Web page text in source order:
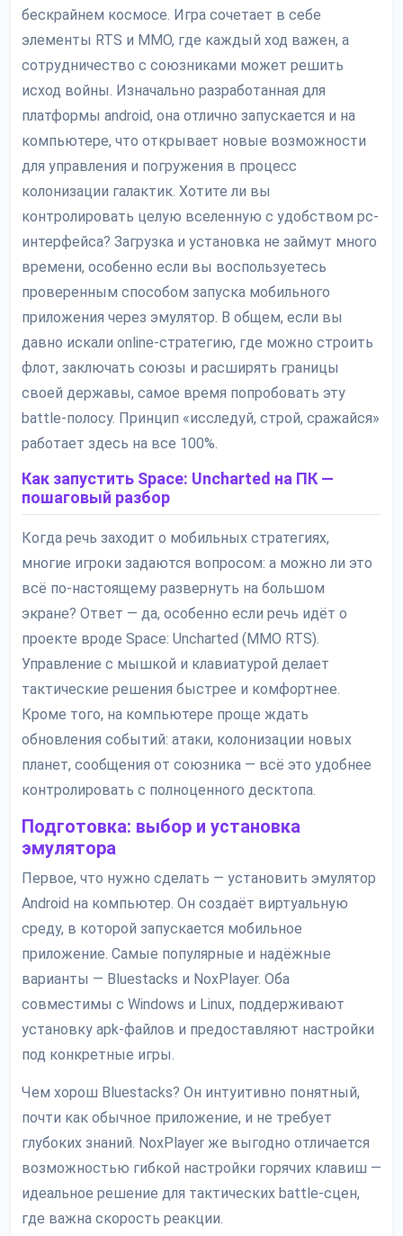
бескрайнем космосе. Игра сочетает в себе
элементы RTS и MMO, где каждый ход важен, а
сотрудничество с союзниками может решить
исход войны. Изначально разработанная для
платформы android, она отлично запускается и на
компьютере, что открывает новые возможности
для управления и погружения в процесс
колонизации галактик. Хотите ли вы
контролировать целую вселенную с удобством pc-
интерфейса? Загрузка и установка не займут много
времени, особенно если вы воспользуетесь
проверенным способом запуска мобильного
приложения через эмулятор. В общем, если вы
давно искали online-стратегию, где можно строить
флот, заключать союзы и расширять границы
своей державы, самое время попробовать эту
battle-полосу. Принцип «исследуй, строй, сражайся»
работает здесь на все 100%.
Как запустить Space: Uncharted на ПК —
пошаговый разбор
Когда речь заходит о мобильных стратегиях,
многие игроки задаются вопросом: а можно ли это
всё по-настоящему развернуть на большом
экране? Ответ — да, особенно если речь идёт о
проекте вроде Space: Uncharted (MMO RTS).
Управление с мышкой и клавиатурой делает
тактические решения быстрее и комфортнее.
Кроме того, на компьютере проще ждать
обновления событий: атаки, колонизации новых
планет, сообщения от союзника — всё это удобнее
контролировать с полноценного десктопа.
Подготовка: выбор и установка
эмулятора
Первое, что нужно сделать — установить эмулятор
Android на компьютер. Он создаёт виртуальную
среду, в которой запускается мобильное
приложение. Самые популярные и надёжные
варианты — Bluestacks и NoxPlayer. Оба
совместимы с Windows и Linux, поддерживают
установку apk-файлов и предоставляют настройки
под конкретные игры.
Чем хорош Bluestacks? Он интуитивно понятный,
почти как обычное приложение, и не требует
глубоких знаний. NoxPlayer же выгодно отличается
возможностью гибкой настройки горячих клавиш —
идеальное решение для тактических battle-сцен,
где важна скорость реакции.